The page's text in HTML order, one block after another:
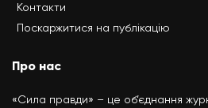
Контакти
Поскаржитися на публікацію
Про нас
«Сила правди» – це об’єднання